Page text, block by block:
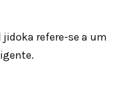
refere-se a um